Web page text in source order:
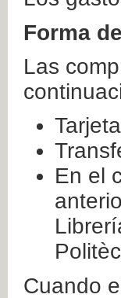
Forma
Las
En el
Cuando